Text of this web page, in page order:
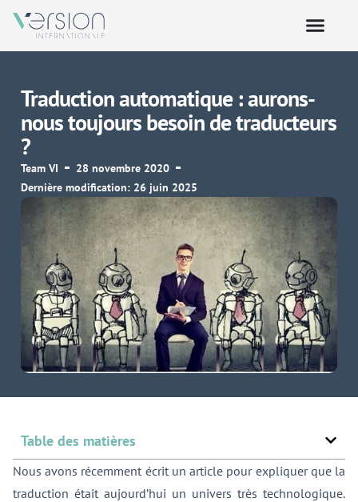
Traduction automatique : aurons-
nous toujours besoin de traducteurs
?
Team VI
28 novembre 2020
Dernière modification: 26 juin 2025
Table des matières
Nous avons récemment écrit un article pour expliquer que la
traduction était aujourd’hui un univers très technologique.